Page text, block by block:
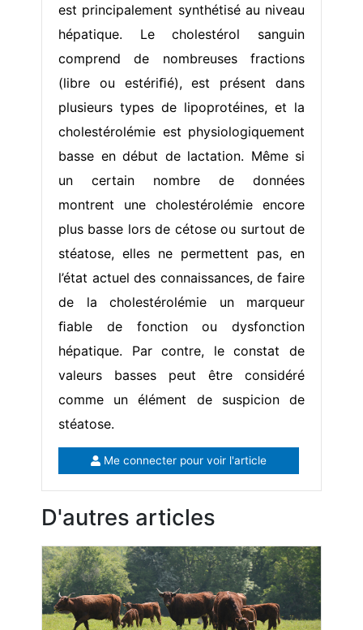
est principalement synthétisé au niveau
hépatique. Le cholestérol sanguin
comprend de nombreuses fractions
(libre ou estériﬁé), est présent dans
plusieurs types de lipoprotéines, et la
cholestérolémie est physiologiquement
basse en début de lactation. Même si
un certain nombre de données
montrent une cholestérolémie encore
plus basse lors de cétose ou surtout de
stéatose, elles ne permettent pas, en
l’état actuel des connaissances, de faire
de la cholestérolémie un marqueur
ﬁable de fonction ou dysfonction
hépatique. Par contre, le constat de
valeurs basses peut être considéré
comme un élément de suspicion de
stéatose.
Me connecter pour voir l'article
D'autres articles